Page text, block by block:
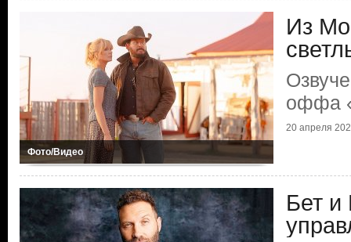
Фото/Видео
Из
оффа
20 апреля
Бет